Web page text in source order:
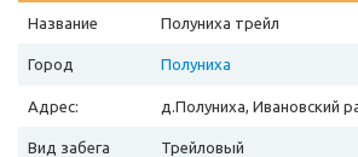
Название Полуниха трейл
Город Полуниха
Адрес: д.Полуниха, Ивановский
Вид забега
Трейловый